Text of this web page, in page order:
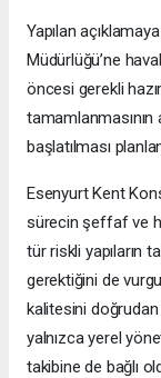
Yapılan
Müdürlüğü’ne
öncesi gerekli
tamamlanmasının
başlatılması
Esenyurt Kent
sürecin şeffaf ve
tür riskli yapıların
gerektiğini de
kalitesini doğrudan
yalnızca yerel
takibine de bağlı